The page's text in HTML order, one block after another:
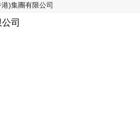
)集團有限公司
司